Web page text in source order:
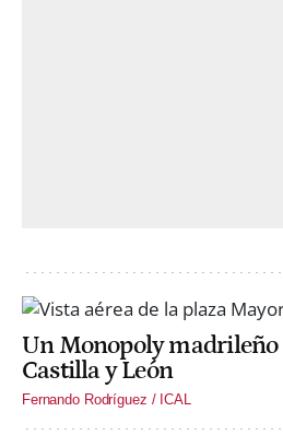
Un Monopoly madrileño
Castilla y León
Fernando Rodríguez / ICAL